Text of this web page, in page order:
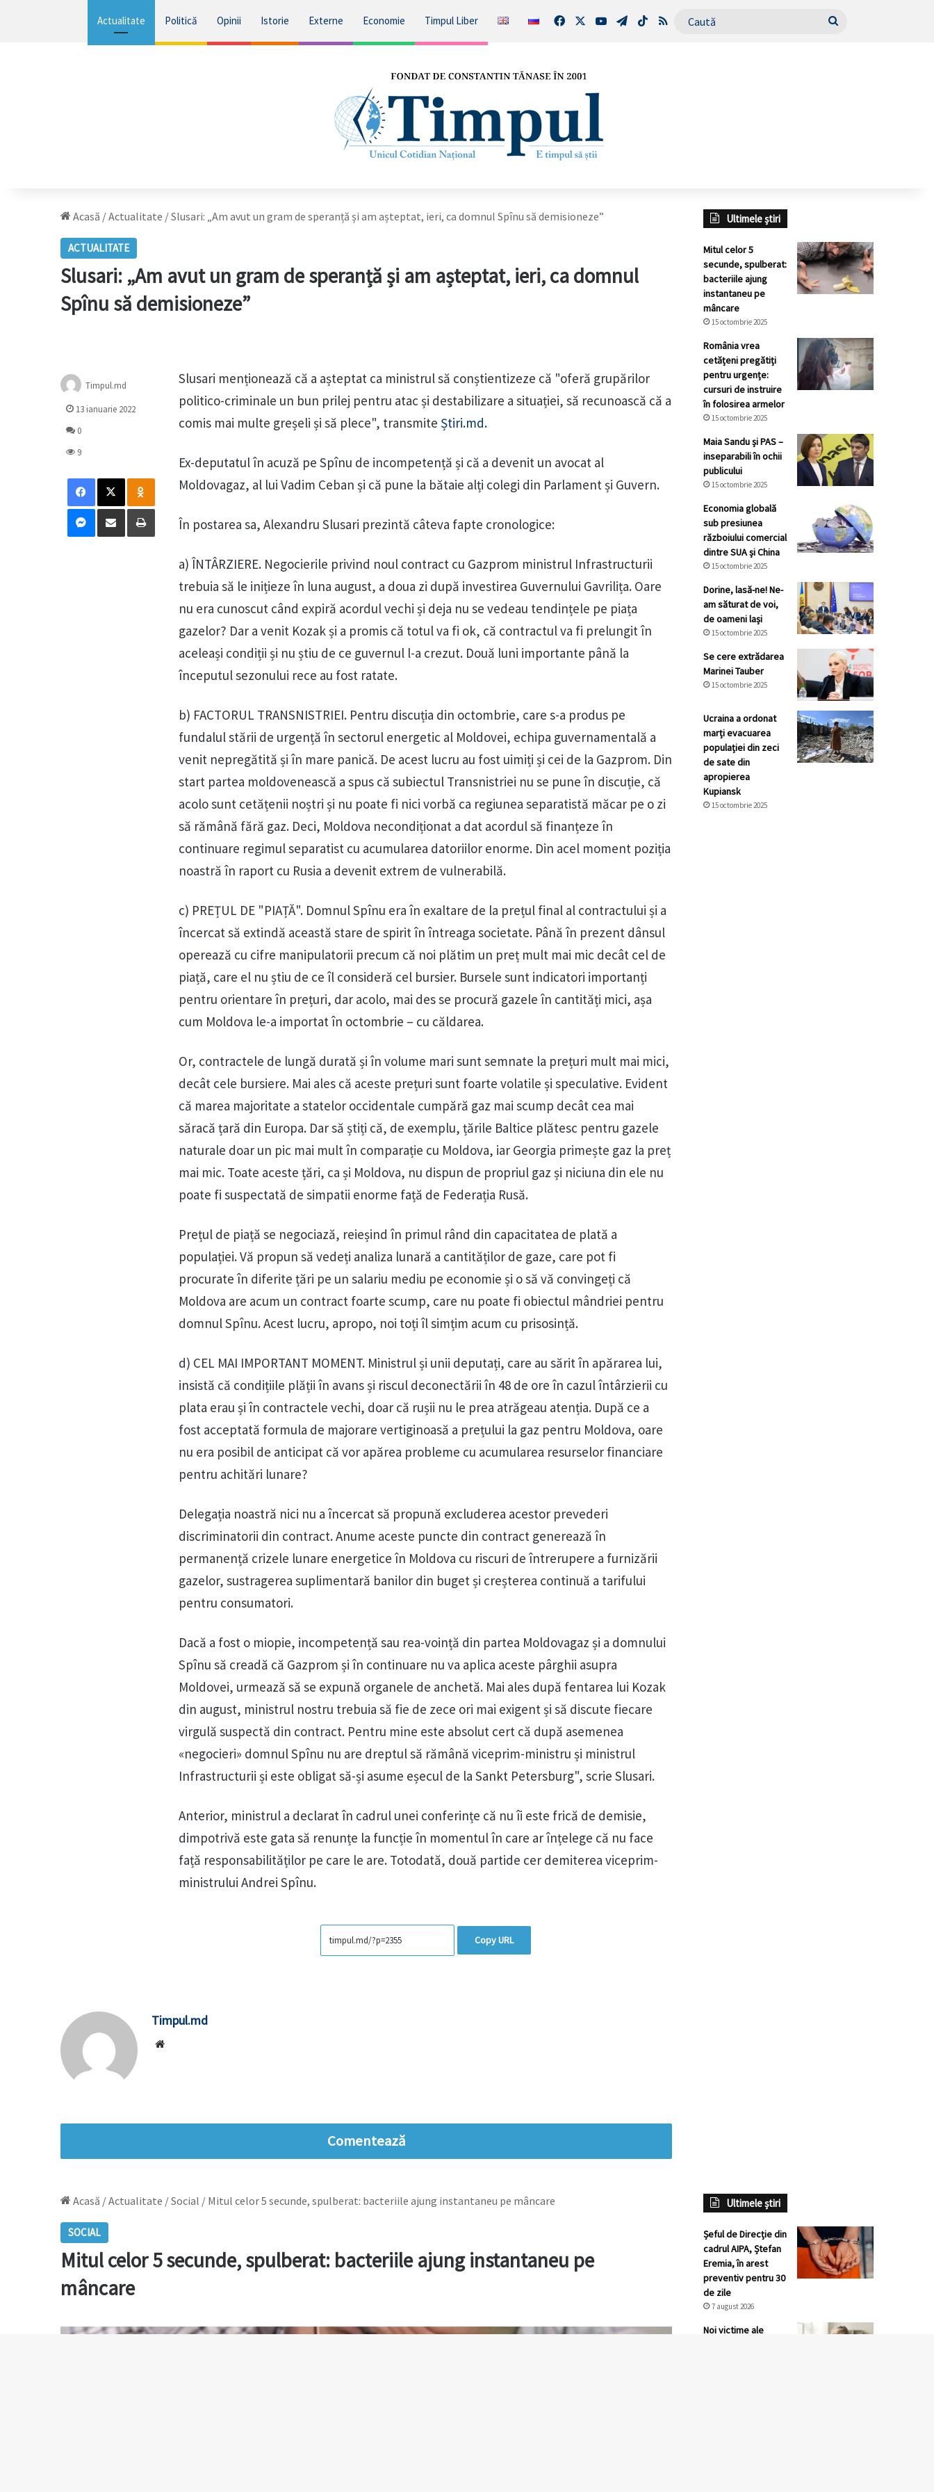
Actualitate Politică Opinii Istorie Externe Economie Timpul Liber FacebookYouTubeTelegram
TikTokRSS Caută
Acasă /Actualitate /Slusari: „Am avut un gram de speranță și am așteptat, ieri, ca domnul Spînu să demisioneze”
ACTUALITATE
Slusari: „Am avut un gram de speranță și am așteptat, ieri, ca domnul
Spînu să demisioneze”
Slusari menționează că a așteptat ca ministrul să conștientizeze că "oferă grupărilor
politico-criminale un bun prilej pentru atac și destabilizare a situației, să recunoască că a
comis mai multe greșeli și să plece", transmite Știri.md.
Ex-deputatul în acuză pe Spînu de incompetență și că a devenit un avocat al
Moldovagaz, al lui Vadim Ceban și că pune la bătaie alți colegi din Parlament și Guvern.
În postarea sa, Alexandru Slusari prezintă câteva fapte cronologice:
a) ÎNTÂRZIERE. Negocierile privind noul contract cu Gazprom ministrul Infrastructurii
trebuia să le inițieze în luna august, a doua zi după investirea Guvernului Gavrilița. Oare
nu era cunoscut când expiră acordul vechi și deja nu se vedeau tendințele pe piața
gazelor? Dar a venit Kozak și a promis că totul va fi ok, că contractul va fi prelungit în
aceleași condiții și nu știu de ce guvernul l-a crezut. Două luni importante până la
începutul sezonului rece au fost ratate.
b) FACTORUL TRANSNISTRIEI. Pentru discuția din octombrie, care s-a produs pe
fundalul stării de urgență în sectorul energetic al Moldovei, echipa guvernamentală a
venit nepregătită și în mare panică. De acest lucru au fost uimiți și cei de la Gazprom. Din
start partea moldovenească a spus că subiectul Transnistriei nu se pune în discuție, că
acolo sunt cetățenii noștri și nu poate fi nici vorbă ca regiunea separatistă măcar pe o zi
să rămână fără gaz. Deci, Moldova necondiționat a dat acordul să finanțeze în
continuare regimul separatist cu acumularea datoriilor enorme. Din acel moment poziția
noastră în raport cu Rusia a devenit extrem de vulnerabilă.
c) PREȚUL DE "PIAȚĂ". Domnul Spînu era în exaltare de la prețul final al contractului și a
încercat să extindă această stare de spirit în întreaga societate. Până în prezent dânsul
operează cu cifre manipulatorii precum că noi plătim un preț mult mai mic decât cel de
piață, care el nu știu de ce îl consideră cel bursier. Bursele sunt indicatori importanți
pentru orientare în prețuri, dar acolo, mai des se procură gazele în cantități mici, așa
cum Moldova le-a importat în octombrie – cu căldarea.
Or, contractele de lungă durată și în volume mari sunt semnate la prețuri mult mai mici,
decât cele bursiere. Mai ales că aceste prețuri sunt foarte volatile și speculative. Evident
că marea majoritate a statelor occidentale cumpără gaz mai scump decât cea mai
săracă țară din Europa. Dar să știți că, de exemplu, țările Baltice plătesc pentru gazele
naturale doar un pic mai mult în comparație cu Moldova, iar Georgia primește gaz la preț
mai mic. Toate aceste țări, ca și Moldova, nu dispun de propriul gaz și niciuna din ele nu
poate fi suspectată de simpatii enorme față de Federația Rusă.
Prețul de piață se negociază, reieșind în primul rând din capacitatea de plată a
populației. Vă propun să vedeți analiza lunară a cantităților de gaze, care pot fi
procurate în diferite țări pe un salariu mediu pe economie și o să vă convingeți că
Moldova are acum un contract foarte scump, care nu poate fi obiectul mândriei pentru
domnul Spînu. Acest lucru, apropo, noi toți îl simțim acum cu prisosință.
d) CEL MAI IMPORTANT MOMENT. Ministrul și unii deputați, care au sărit în apărarea lui,
insistă că condițiile plății în avans și riscul deconectării în 48 de ore în cazul întârzierii cu
plata erau și în contractele vechi, doar că rușii nu le prea atrăgeau atenția. După ce a
fost acceptată formula de majorare vertiginoasă a prețului la gaz pentru Moldova, oare
nu era posibil de anticipat că vor apărea probleme cu acumularea resurselor financiare
pentru achitări lunare?
Delegația noastră nici nu a încercat să propună excluderea acestor prevederi
discriminatorii din contract. Anume aceste puncte din contract generează în
permanență crizele lunare energetice în Moldova cu riscuri de întrerupere a furnizării
gazelor, sustragerea suplimentară banilor din buget și creșterea continuă a tarifului
pentru consumatori.
Dacă a fost o miopie, incompetență sau rea-voință din partea Moldovagaz și a domnului
Spînu să creadă că Gazprom și în continuare nu va aplica aceste pârghii asupra
Moldovei, urmează să se expună organele de anchetă. Mai ales după fentarea lui Kozak
din august, ministrul nostru trebuia să fie de zece ori mai exigent și să discute fiecare
virgulă suspectă din contract. Pentru mine este absolut cert că după asemenea
«negocieri» domnul Spînu nu are dreptul să rămână viceprim-ministru și ministrul
Infrastructurii și este obligat să-și asume eșecul de la Sankt Petersburg", scrie Slusari.
Anterior, ministrul a declarat în cadrul unei conferințe că nu îi este frică de demisie,
dimpotrivă este gata să renunțe la funcție în momentul în care ar înțelege că nu face
față responsabilităților pe care le are. Totodată, două partide cer demiterea viceprim-
ministrului Andrei Spînu.
Copy URL
Timpul.md
13 ianuarie 2022
0
9
Facebook
X Odnoklassniki
Messenger
Distribuie prin mail Tipărește
Timpul.md
Comentează
Ultimele știri
Mitul celor 5
secunde, spulberat:
bacteriile ajung
instantaneu pe
mâncare
15 octombrie 2025
România vrea
cetățeni pregătiți
pentru urgențe:
cursuri de instruire
în folosirea armelor
15 octombrie 2025
Maia Sandu și PAS –
inseparabili în ochii
publicului
15 octombrie 2025
Economia globală
sub presiunea
războiului comercial
dintre SUA și China
15 octombrie 2025
Dorine, lasă-ne! Ne-
am săturat de voi,
de oameni lași
15 octombrie 2025
Se cere extrădarea
Marinei Tauber
15 octombrie 2025
Ucraina a ordonat
marți evacuarea
populației din zeci
de sate din
apropierea
Kupiansk
15 octombrie 2025